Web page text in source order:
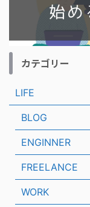
カテゴリー
LIFE
BLOG
ENGINNER
FREELANCE
WORK